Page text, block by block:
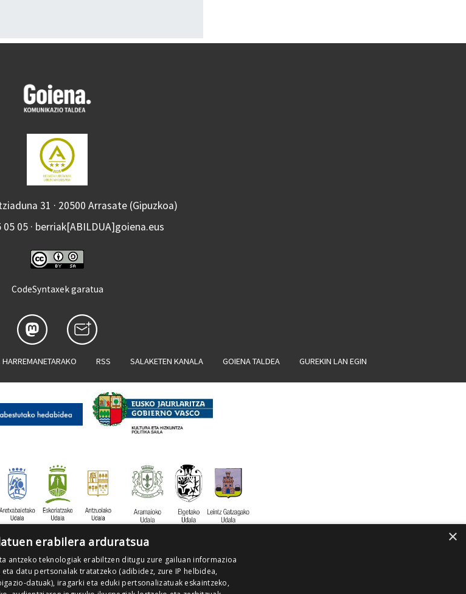
31 · 20500 Arrasate (Gipuzkoa)
05 05 · berriak[ABILDUA]goiena.eus
CodeSyntaxek garatua
HARREMANETARAKO RSS SALAKETEN KANALA GOIENA TALDEA GUREKIN LAN EGIN
×
erabilera arduratsua
antzeko teknologiak erabiltzen ditugu zure gailuan informazioa
datu pertsonalak tratatzeko (adibidez, zure IP helbidea,
datuak), iragarki eta eduki pertsonalizatuak eskaintzeko,